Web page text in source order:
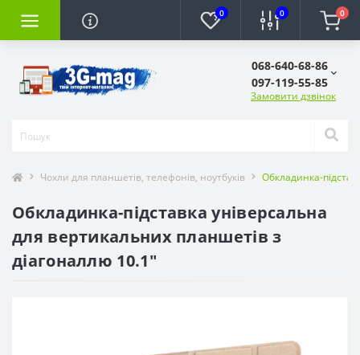
0 0 0
068-640-68-86
097-119-55-85
Замовити дзвінок
Чохли для планшетів, телефонів, ноутбуків Обкладинка-
Обкладинка-підставка універсальна
для вертикальних планшетів з
діагоналлю 10.1"